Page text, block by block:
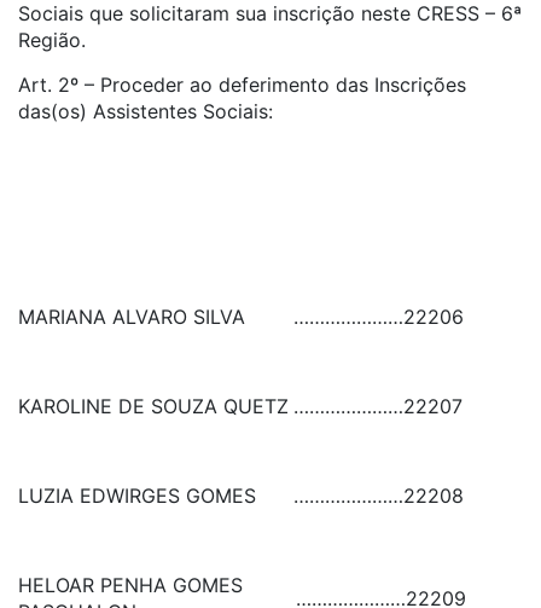
Sociais que solicitaram sua inscrição neste CRESS – 6ª
Região.
Art. 2º – Proceder ao deferimento das Inscrições
das(os) Assistentes Sociais:
MARIANA ALVARO SILVA …………………22206
KAROLINE DE SOUZA QUETZ …………………22207
LUZIA EDWIRGES GOMES …………………22208
HELOAR PENHA GOMES
…………………22209